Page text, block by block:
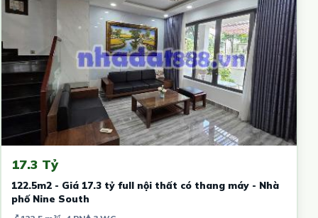
17.3 Tỷ
122.5m2 - Giá 17.3 tỷ full nội thất có thang máy - Nhà
phố Nine South